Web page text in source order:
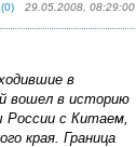
(0) 29.05.2008, 08:29:00
в
вошел в историю
России с Китаем,
края. Граница